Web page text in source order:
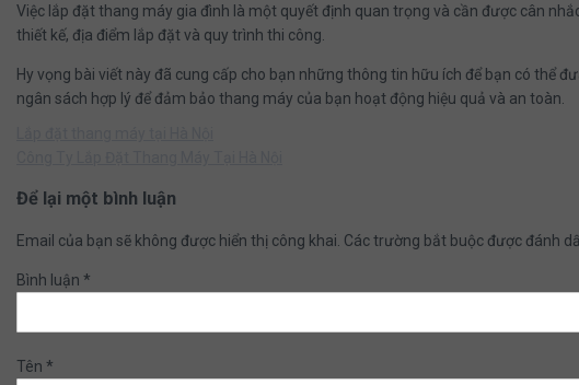
Việc lắp đặt thang máy gia đình là một quyết định quan trọng và cần được cân
thiết kế, địa điểm lắp đặt và quy trình thi công.
Hy vọng bài viết này đã cung cấp cho bạn những thông tin hữu ích để bạn có thể
ngân sách hợp lý để đảm bảo thang máy của bạn hoạt động hiệu quả và an toàn.
Để lại một bình luận
Email của bạn sẽ không được hiển thị công khai. Các trường bắt buộc được đánh
Bình luận *
Tên *